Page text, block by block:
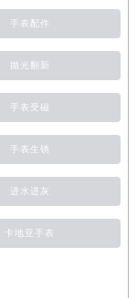
手表配件
抛光翻新
手表受磁
手表生锈
进水进灰
卡地亚手表